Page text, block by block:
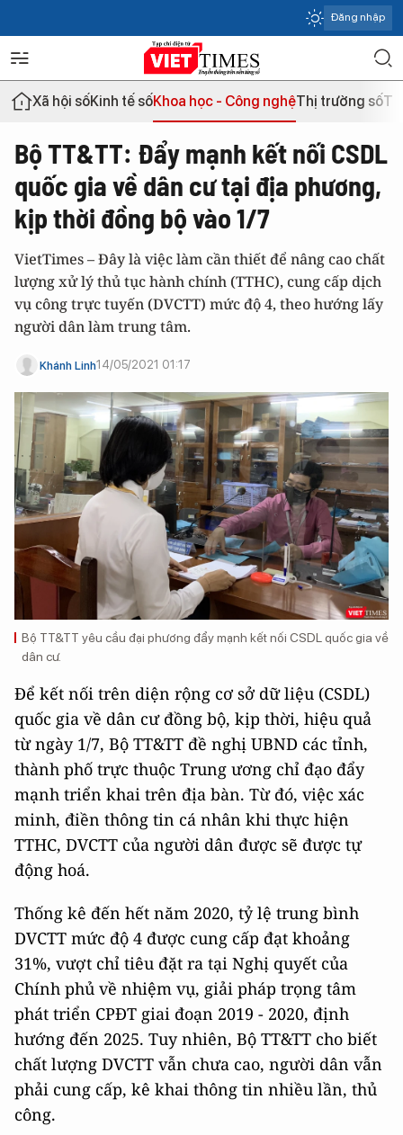
Đăng nhập
Xã hội sốKinh tế sốKhoa học - Công nghệThị trường số
Bộ TT&TT: Đẩy mạnh kết nối CSDL
quốc gia về dân cư tại địa phương,
kịp thời đồng bộ vào 1/7
VietTimes – Đây là việc làm cần thiết để nâng cao chất
lượng xử lý thủ tục hành chính (TTHC), cung cấp dịch
vụ công trực tuyến (DVCTT) mức độ 4, theo hướng lấy
người dân làm trung tâm.
Khánh Linh14/05/2021 01:17
Bộ TT&TT yêu cầu đại phương đẩy mạnh kết nối CSDL quốc gia về
dân cư.
Để kết nối trên diện rộng cơ sở dữ liệu (CSDL)
quốc gia về dân cư đồng bộ, kịp thời, hiệu quả
từ ngày 1/7, Bộ TT&TT đề nghị UBND các tỉnh,
thành phố trực thuộc Trung ương chỉ đạo đẩy
mạnh triển khai trên địa bàn. Từ đó, việc xác
minh, điền thông tin cá nhân khi thực hiện
TTHC, DVCTT của người dân được sẽ được tự
động hoá.
Thống kê đến hết năm 2020, tỷ lệ trung bình
DVCTT mức độ 4 được cung cấp đạt khoảng
31%, vượt chỉ tiêu đặt ra tại Nghị quyết của
Chính phủ về nhiệm vụ, giải pháp trọng tâm
phát triển CPĐT giai đoạn 2019 - 2020, định
hướng đến 2025. Tuy nhiên, Bộ TT&TT cho biết
chất lượng DVCTT vẫn chưa cao, người dân vẫn
phải cung cấp, kê khai thông tin nhiều lần, thủ
công.